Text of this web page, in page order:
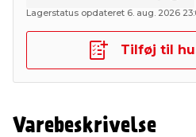
Lagerstatus opdateret 6. aug. 2026
Tilføj til
Varebeskrivelse